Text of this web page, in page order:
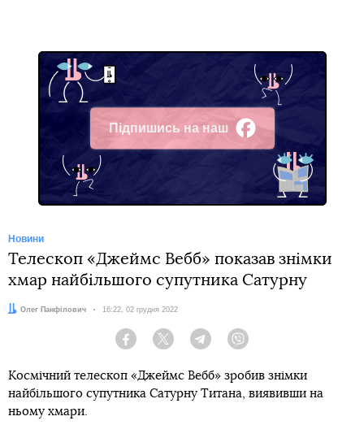
Підпишись на наш
Facebook
Новини
Телескоп «Джеймс Вебб» показав знімки
хмар найбільшого супутника Сатурну
Автор:
Олег Панфілович Дата:
16:22, 02 грудня 2022
Facebook Twitter Telegram
Космічний телескоп «Джеймс Вебб» зробив знімки
найбільшого супутника Сатурну Титана, виявивши на
ньому хмари.